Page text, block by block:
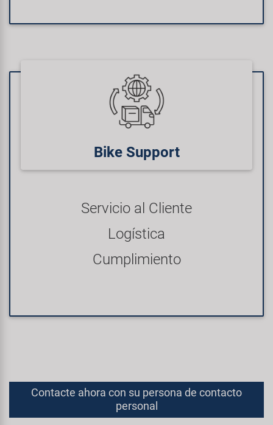
Bike Support
Servicio al Cliente
Logística
Cumplimiento
Contacte ahora con su persona de contacto
personal